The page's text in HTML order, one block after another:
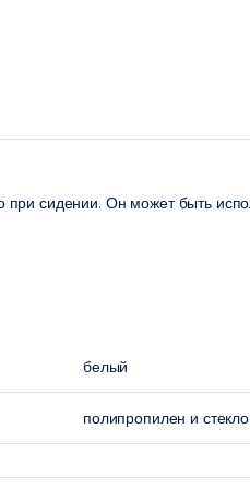
сидении. Он может быть
белый
полипропилен и